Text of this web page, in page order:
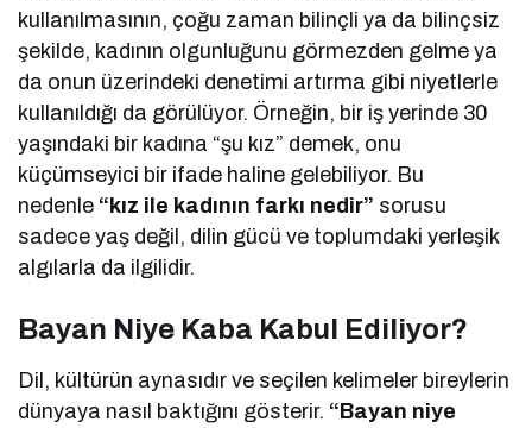
kullanılmasının, çoğu zaman bilinçli ya da bilinçsiz
şekilde, kadının olgunluğunu görmezden gelme ya
da onun üzerindeki denetimi artırma gibi niyetlerle
kullanıldığı da görülüyor. Örneğin, bir iş yerinde 30
yaşındaki bir kadına “şu kız” demek, onu
küçümseyici bir ifade haline gelebiliyor. Bu
nedenle “kız ile kadının farkı nedir” sorusu
sadece yaş değil, dilin gücü ve toplumdaki yerleşik
algılarla da ilgilidir.
Bayan Niye Kaba Kabul Ediliyor?
Dil, kültürün aynasıdır ve seçilen kelimeler bireylerin
dünyaya nasıl baktığını gösterir. “Bayan niye